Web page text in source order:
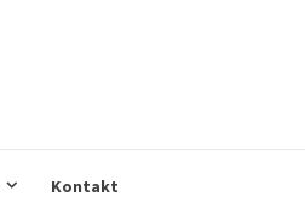
Kontakt